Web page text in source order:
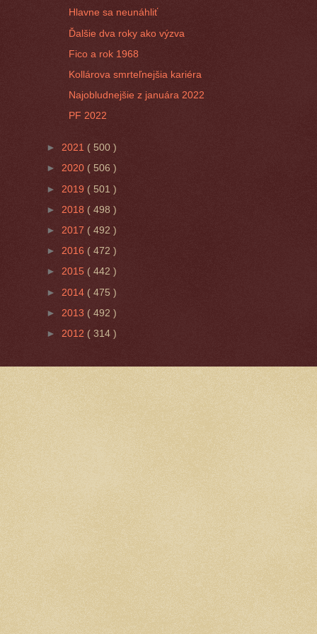
Hlavne sa neunáhliť
Ďalšie dva roky ako výzva
Fico a rok 1968
Kollárova smrteľnejšia kariéra
Najobludnejšie z januára 2022
PF 2022
► 2021 ( 500 )
► 2020 ( 506 )
► 2019 ( 501 )
► 2018 ( 498 )
► 2017 ( 492 )
► 2016 ( 472 )
► 2015 ( 442 )
► 2014 ( 475 )
► 2013 ( 492 )
► 2012 ( 314 )